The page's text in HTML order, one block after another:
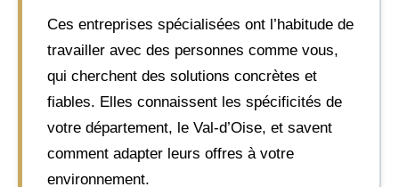
Ces entreprises spécialisées ont l’habitude de
travailler avec des personnes comme vous,
qui cherchent des solutions concrètes et
fiables. Elles connaissent les spécificités de
votre département, le Val-d’Oise, et savent
comment adapter leurs offres à votre
environnement.